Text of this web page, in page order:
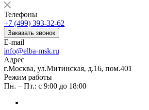
Телефоны
+7 (499) 393-32-62
Заказать звонок
E-mail
info@elba-msk.ru
Адрес
г.Москва, ул.Митинская, д.16, пом.401
Режим работы
Пн. – Пт.: с 9:00 до 18:00